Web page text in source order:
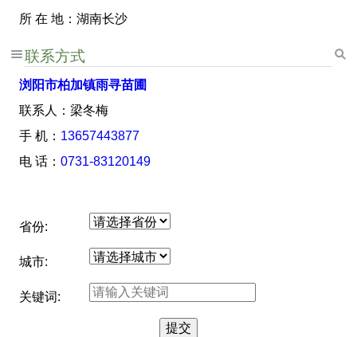
所 在 地：湖南长沙
联系方式
浏阳市柏加镇雨寻苗圃
联系人：梁冬梅
手 机： 13657443877
电 话： 0731-83120149
省份:
城市:
关键词: